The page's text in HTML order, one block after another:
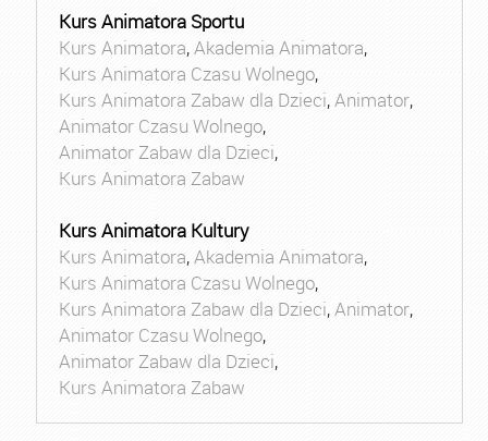
Kurs Animatora Sportu
Kurs Animatora,Akademia Animatora,
Kurs Animatora Czasu Wolnego,
Kurs Animatora Zabaw dla Dzieci,Animator,
Animator Czasu Wolnego,
Animator Zabaw dla Dzieci,
Kurs Animatora Zabaw
Kurs Animatora Kultury
Kurs Animatora,Akademia Animatora,
Kurs Animatora Czasu Wolnego,
Kurs Animatora Zabaw dla Dzieci,Animator,
Animator Czasu Wolnego,
Animator Zabaw dla Dzieci,
Kurs Animatora Zabaw